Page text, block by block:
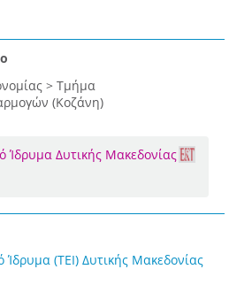
> Τμήμα
(Κοζάνη)
Ίδρυμα Δυτικής Μακεδονίας
Ίδρυμα (ΤΕΙ) Δυτικής Μακεδονίας